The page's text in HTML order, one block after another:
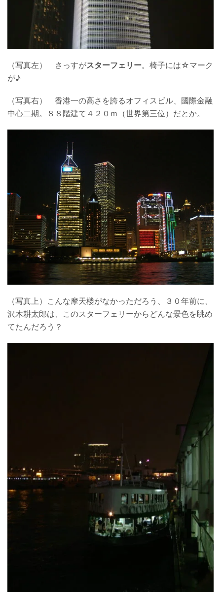
（写真左） さっすがスターフェリー。椅子には☆マーク
が♪
（写真右） 香港一の高さを誇るオフィスビル、國際金融
中心二期。８８階建て４２０ｍ（世界第三位）だとか。
（写真上）こんな摩天楼がなかっただろう、３０年前に、
沢木耕太郎は、このスターフェリーからどんな景色を眺め
てたんだろう？